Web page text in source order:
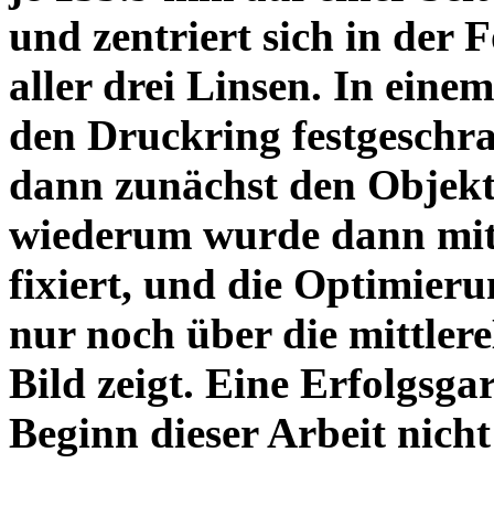
und zentriert sich in der
aller drei Linsen. In
den Druckring
dann zunächst den
wiederum wurde dann
fixiert, und die
nur noch über die
Bild zeigt. Eine
Beginn dieser Arbeit